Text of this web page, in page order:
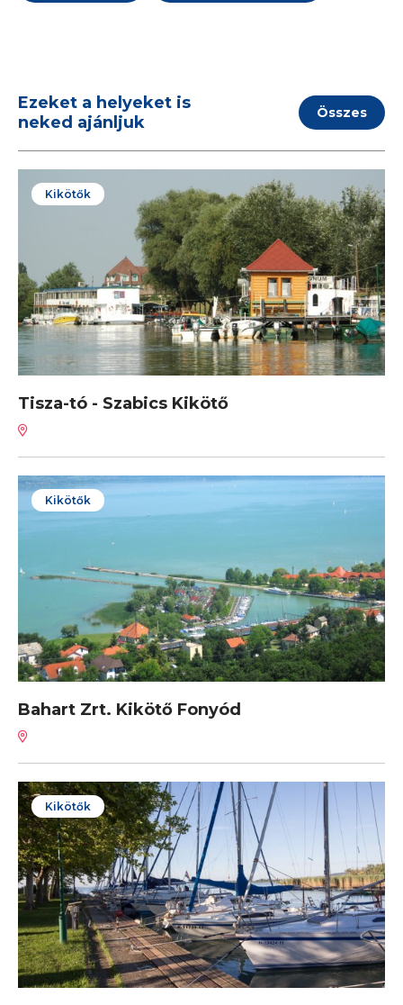
Ezeket a helyeket is
neked ajánljuk
Összes
Kikötők
Tisza-tó - Szabics Kikötő
Kikötők
Bahart Zrt. Kikötő Fonyód
Kikötők